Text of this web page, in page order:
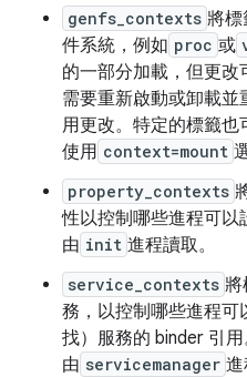
genfs_contexts 將標
件系統，例如 proc 或
的一部分加載，但更改
需要重新啟動或卸載
用更改。特定的標籤
使用 context=mount
property_contexts
性以控制哪些進程可以
由 init 進程讀取。
service_contexts 將
務，以控制哪些進程可
找）服務的 binder 引
由 servicemanager 進